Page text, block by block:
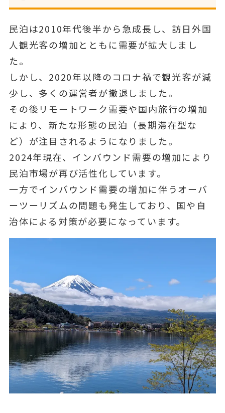
民泊は2010年代後半から急成長し、訪日外国
人観光客の増加とともに需要が拡大しまし
た。
しかし、2020年以降のコロナ禍で観光客が減
少し、多くの運営者が撤退しました。
その後リモートワーク需要や国内旅行の増加
により、新たな形態の民泊（長期滞在型な
ど）が注目されるようになりました。
2024年現在、インバウンド需要の増加により
民泊市場が再び活性化しています。
一方でインバウンド需要の増加に伴うオーバ
ーツーリズムの問題も発生しており、国や自
治体による対策が必要になっています。